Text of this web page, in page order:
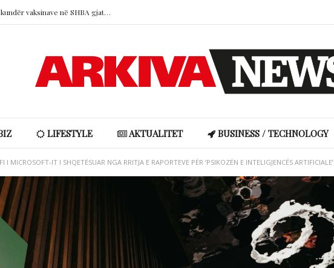
Mbi 200 projektligje kundër vaksinave në SHBA gjatë vitit 2026
Kur virtytet në dashuri kthehen në problem: dëshira, sakrifica dhe durimi kanë nevojë për kufij
Mbi 200 projektligje kundër vaksinave në SHBA gjatë vitit 2026
LIFESTYLE AKTUALITET BUSINESS / TECHNOLOGY
I MICROSOFT-IT I SHQETËSUAR NGA RRITJA E RAPORTEVE PËR ‘PSIKOZËN E INTELIGJENCËS ARTIFICIALE’